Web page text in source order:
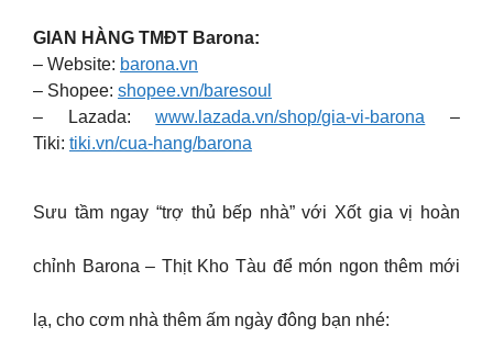
GIAN HÀNG TMĐT Barona:
– Website: barona.vn
– Shopee: shopee.vn/baresoul
– Lazada:www.lazada.vn/shop/gia-vi-barona –
Tiki: tiki.vn/cua-hang/barona
Sưu tầm ngay “trợ thủ bếp nhà” với Xốt gia vị hoàn
chỉnh Barona – Thịt Kho Tàu để món ngon thêm mới
lạ, cho cơm nhà thêm ấm ngày đông bạn nhé: